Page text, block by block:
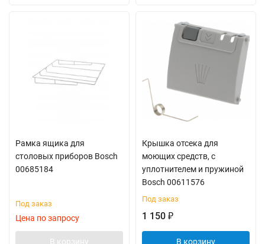
Рамка ящика для
столовых приборов Bosch
00685184
Под заказ
Цена по запросу
В корзину
Крышка отсека для
моющих средств, с
уплотнителем и пружиной
Bosch 00611576
Под заказ
1 150 ₽
В корзину